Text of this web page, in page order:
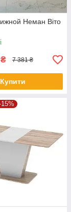
Неман Віто
₴ 7 381 ₴
Купити